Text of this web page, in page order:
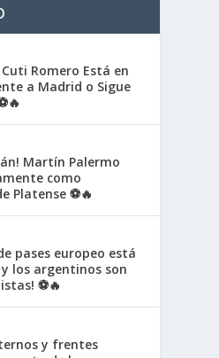
Cuti Romero Está en
a Madrid o Sigue
Martín Palermo
como
Platense ⚽🔥
pases europeo está
los argentinos son
⚽🔥
y frentes